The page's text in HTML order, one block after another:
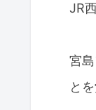
JR
宮
と